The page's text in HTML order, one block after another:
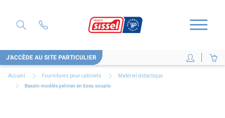
J'ACCÈDE AU SITE PARTICULIER
Accueil Fournitures pour cabinets
Matériel didactique
Bassin modèle pelvien en tissu souple